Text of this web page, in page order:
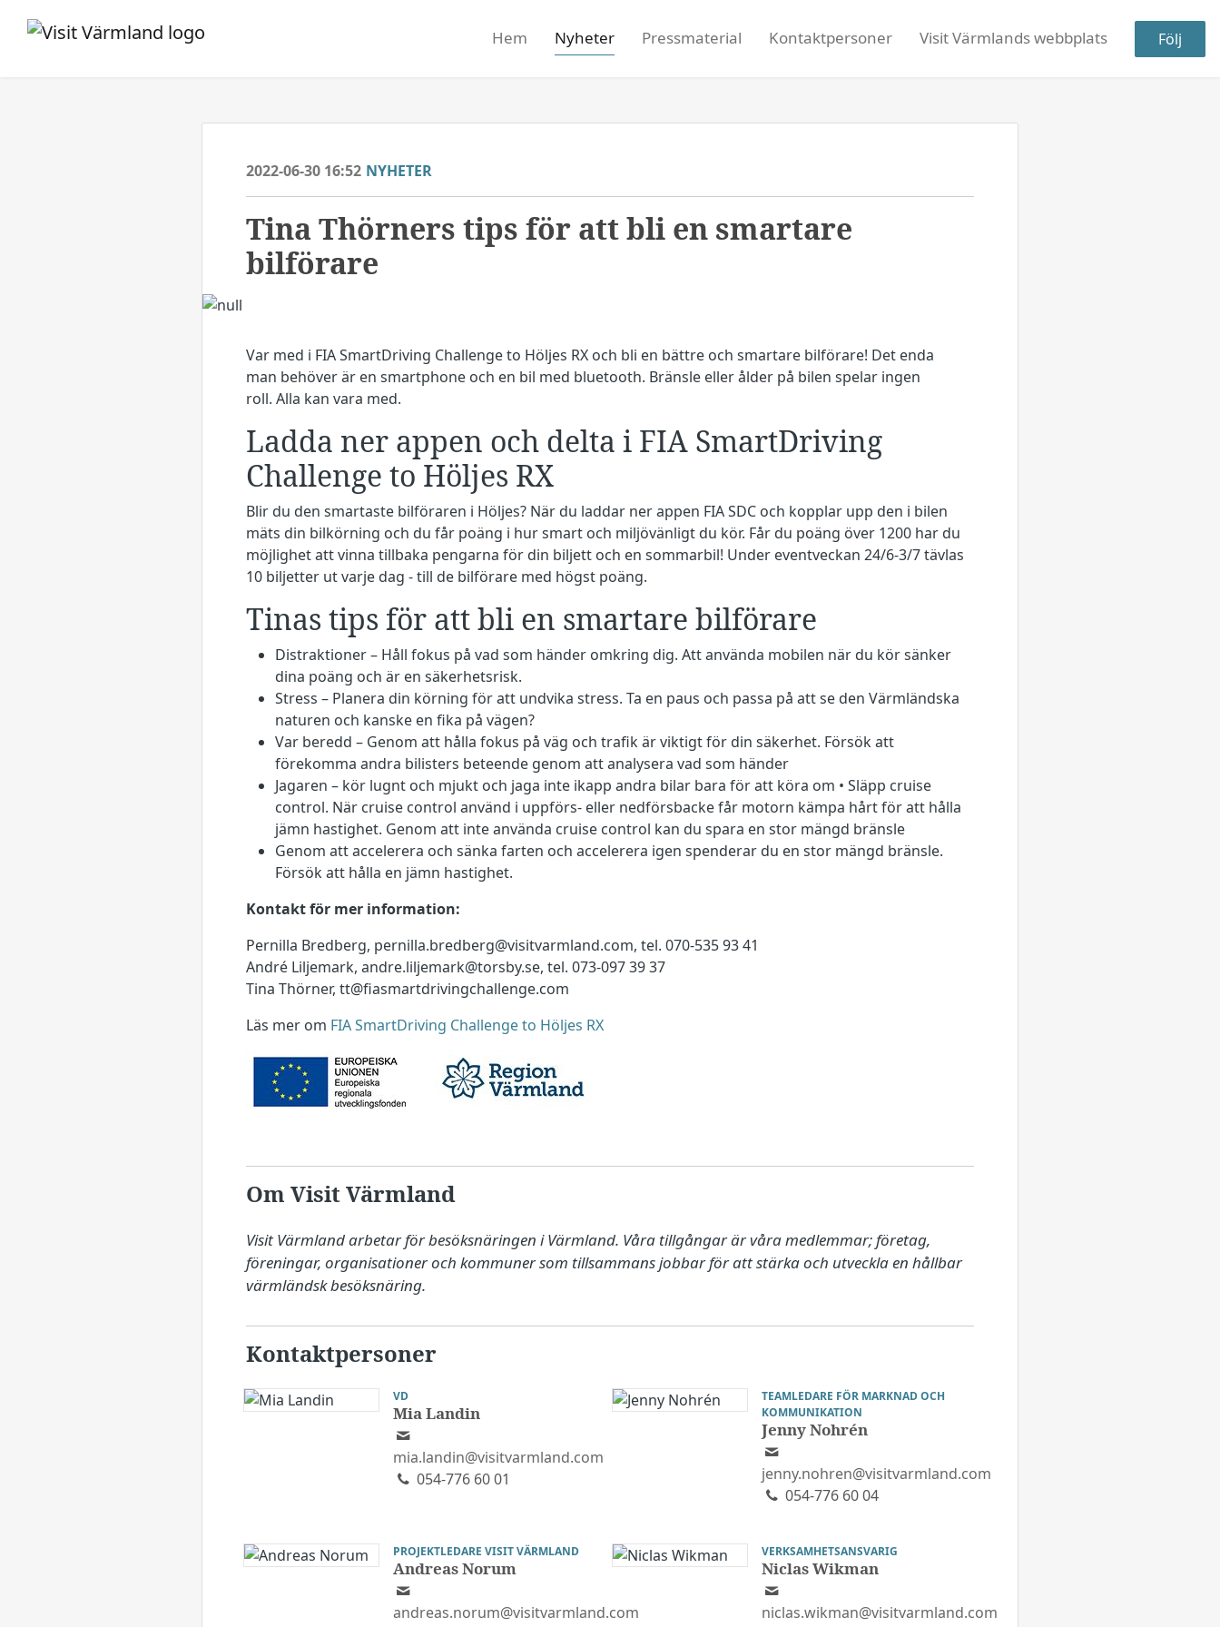
Hem Nyheter Pressmaterial Kontaktpersoner Visit Värmlands webbplats Följ
2022-06-30 16:52 NYHETER
Tina Thörners tips för att bli en smartare
bilförare
Var med i FIA SmartDriving Challenge to Höljes RX och bli en bättre och smartare bilförare! Det enda
man behöver är en smartphone och en bil med bluetooth. Bränsle eller ålder på bilen spelar ingen
roll. Alla kan vara med.
Ladda ner appen och delta i FIA SmartDriving
Challenge to Höljes RX
Blir du den smartaste bilföraren i Höljes? När du laddar ner appen FIA SDC och kopplar upp den i bilen
mäts din bilkörning och du får poäng i hur smart och miljövänligt du kör. Får du poäng över 1200 har du
möjlighet att vinna tillbaka pengarna för din biljett och en sommarbil! Under eventveckan 24/6-3/7 tävlas
10 biljetter ut varje dag - till de bilförare med högst poäng.
Tinas tips för att bli en smartare bilförare
Distraktioner – Håll fokus på vad som händer omkring dig. Att använda mobilen när du kör sänker
dina poäng och är en säkerhetsrisk.
Stress – Planera din körning för att undvika stress. Ta en paus och passa på att se den Värmländska
naturen och kanske en fika på vägen?
Var beredd – Genom att hålla fokus på väg och trafik är viktigt för din säkerhet. Försök att
förekomma andra bilisters beteende genom att analysera vad som händer
Jagaren – kör lugnt och mjukt och jaga inte ikapp andra bilar bara för att köra om • Släpp cruise
control. När cruise control använd i uppförs- eller nedförsbacke får motorn kämpa hårt för att hålla
jämn hastighet. Genom att inte använda cruise control kan du spara en stor mängd bränsle
Genom att accelerera och sänka farten och accelerera igen spenderar du en stor mängd bränsle.
Försök att hålla en jämn hastighet.
Kontakt för mer information:
Pernilla Bredberg, pernilla.bredberg@visitvarmland.com, tel. 070-535 93 41
André Liljemark, andre.liljemark@torsby.se, tel. 073-097 39 37
Tina Thörner, tt@fiasmartdrivingchallenge.com
Läs mer om FIA SmartDriving Challenge to Höljes RX
Om Visit Värmland
Visit Värmland arbetar för besöksnäringen i Värmland. Våra tillgångar är våra medlemmar; företag,
föreningar, organisationer och kommuner som tillsammans jobbar för att stärka och utveckla en hållbar
värmländsk besöksnäring.
Kontaktpersoner
VD
Mia Landin
mia.landin@visitvarmland.com
054-776 60 01
TEAMLEDARE FÖR MARKNAD OCH
KOMMUNIKATION
Jenny Nohrén
jenny.nohren@visitvarmland.com
054-776 60 04
PROJEKTLEDARE VISIT VÄRMLAND
Andreas Norum
andreas.norum@visitvarmland.com
VERKSAMHETSANSVARIG
Niclas Wikman
niclas.wikman@visitvarmland.com